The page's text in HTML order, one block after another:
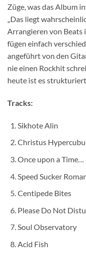
Züge, was das Album
„Das liegt
Arrangieren von Beats
fügen einfach
angeführt von den
nie einen Rockhit
heute ist es
Tracks:
Sikhote Alin
Christus
Once upon a
Speed Sucker
Centipede Bites
Please Do Not
Soul Observatory
Acid Fish